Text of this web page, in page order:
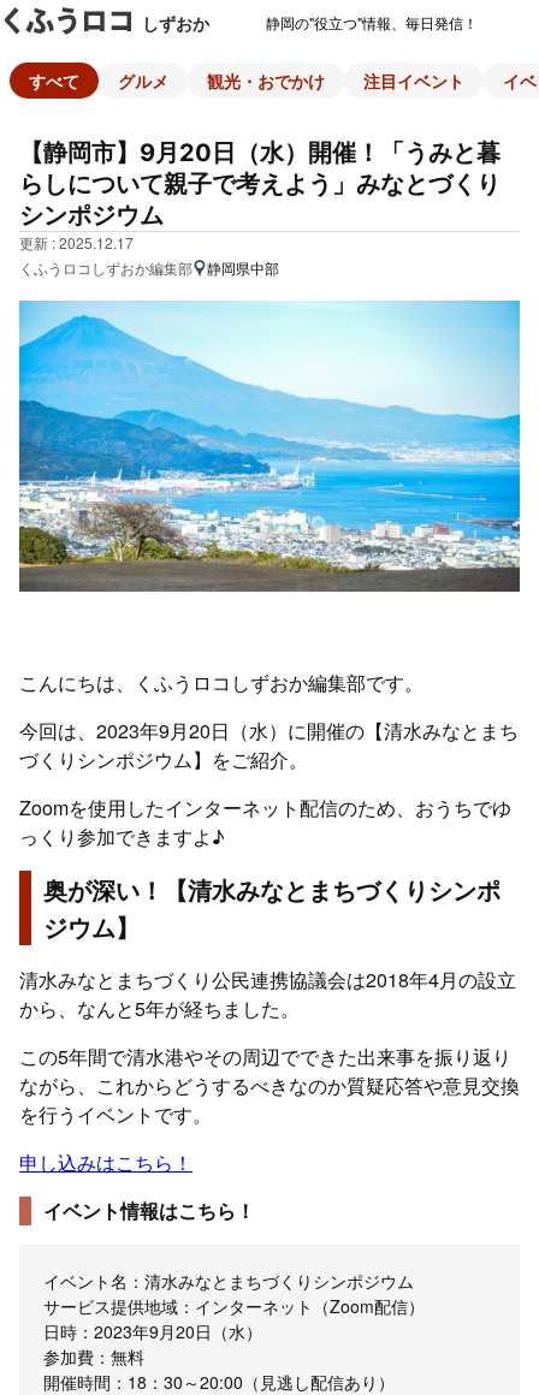
しずおか 静岡の"役立つ"情報、毎日発信！
すべて グルメ 観光・おでかけ 注目イベント イ
【静岡市】9月20日（水）開催！「うみと暮
らしについて親子で考えよう」みなとづくり
シンポジウム
更新 : 2025.12.17
くふうロコしずおか編集部
静岡県中部
こんにちは、くふうロコしずおか編集部です。
今回は、2023年9月20日（水）に開催の【清水みなとまち
づくりシンポジウム】をご紹介。
Zoomを使用したインターネット配信のため、おうちでゆ
っくり参加できますよ♪
奥が深い！【清水みなとまちづくりシンポ
ジウム】
清水みなとまちづくり公民連携協議会は2018年4月の設立
から、なんと5年が経ちました。
この5年間で清水港やその周辺でできた出来事を振り返り
ながら、これからどうするべきなのか質疑応答や意見交換
を行うイベントです。
申し込みはこちら！
イベント情報はこちら！
イベント名：清水みなとまちづくりシンポジウム
サービス提供地域：インターネット（Zoom配信）
日時：2023年9月20日（水）
参加費：無料
開催時間：18：30～20:00（見逃し配信あり）